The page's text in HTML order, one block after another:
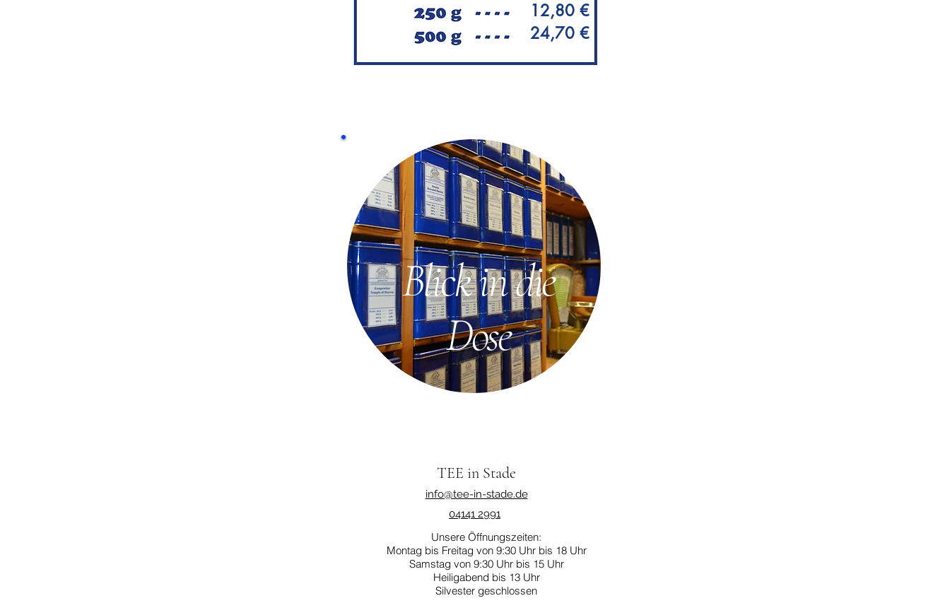
12,80 €
24,70 €
Blick in die
Dose
TEE in Stade
info@tee-in-stade.de
04141 2991
Unsere Öffnungszeiten:
Montag bis Freitag von 9:30 Uhr bis 18 Uhr
Samstag von 9:30 Uhr bis 15 Uhr
Heiligabend bis 13 Uhr
Silvester geschlossen